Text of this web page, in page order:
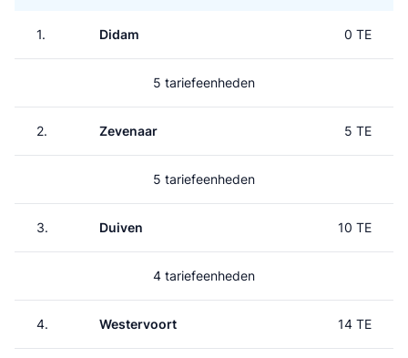
1. Didam 0 TE
5 tariefeenheden
2. Zevenaar 5 TE
5 tariefeenheden
3. Duiven 10 TE
4 tariefeenheden
4. Westervoort 14 TE